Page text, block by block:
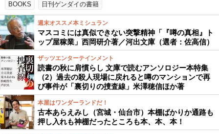
BOOKS 日刊ゲンダイの書籍
週末オススメ本ミシュラン
マスコミには真似できない突撃精神「『噂の真相』ト
ップ屋稼業」西岡研介著／河出文庫（選者：佐高信）
ザッツエンターテインメント
読書の秋に肩慣らし 文庫で読むアンソロジー本特集
（2）過去の殺人現場に戻れると噂のマンションで再
び事件が「裏切りの捜査線」米澤穂信ほか著
本屋はワンダーランドだ！
古本あらえみし（宮城・仙台市）本棚ばかりか通路も
押し入れも神棚だったところも本、本、本！